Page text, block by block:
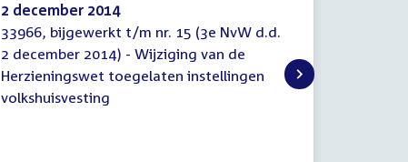
Bijgewerkte
tekst
2 december 2014
33966, bijgewerkt t/m nr. 15 (3e NvW d.d.
2 december 2014) - Wijziging van de
Herzieningswet toegelaten instellingen
volkshuisvesting